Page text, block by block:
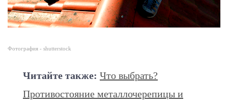
Фотография - shutterstock
Читайте также: Что выбрать?
Противостояние металлочерепицы и